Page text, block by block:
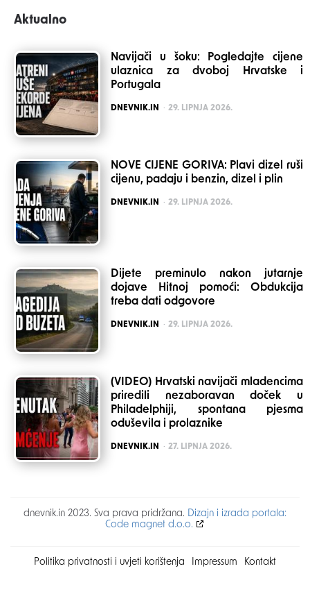
Aktualno
Navijači u šoku: Pogledajte cijene
ulaznica za dvoboj Hrvatske i
Portugala
POSTED
DNEVNIK.IN 29. LIPNJA 2026.
NOVE CIJENE GORIVA: Plavi dizel ruši
cijenu, padaju i benzin, dizel i plin
POSTED
DNEVNIK.IN 29. LIPNJA 2026.
Dijete preminulo nakon jutarnje
dojave Hitnoj pomoći: Obdukcija
treba dati odgovore
POSTED
DNEVNIK.IN 29. LIPNJA 2026.
(VIDEO) Hrvatski navijači mladencima
priredili nezaboravan doček u
Philadelphiji, spontana pjesma
oduševila i prolaznike
POSTED
DNEVNIK.IN 27. LIPNJA 2026.
dnevnik.in 2023. Sva prava pridržana. Dizajn i izrada portala:
Code magnet d.o.o.
Politika privatnosti i uvjeti korištenja Impressum Kontakt